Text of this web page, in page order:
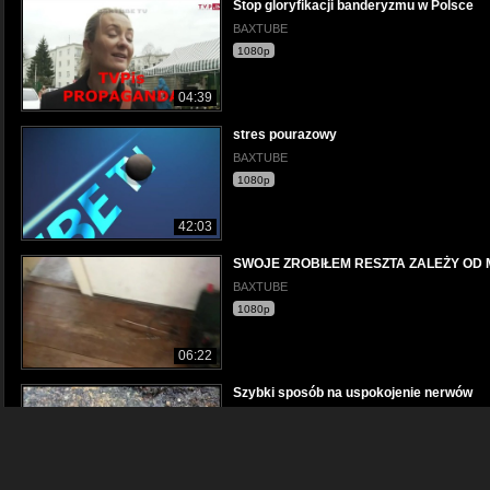
04:39
Stop gloryfikacji banderyzmu w Polsce
BAXTUBE
1080p
42:03
stres pourazowy
BAXTUBE
1080p
06:22
SWOJE ZROBIŁEM RESZTA ZALEŻY OD
BAXTUBE
1080p
Szybki sposób na uspokojenie nerwów